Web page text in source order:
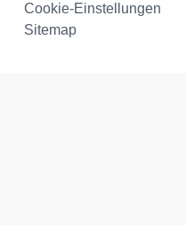
Cookie-Einstellungen
Sitemap